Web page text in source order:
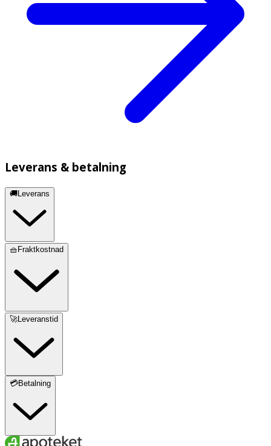
Leverans & betalning
🚚Leverans
🧺Fraktkostnad
🚀Leveranstid
💳Betalning